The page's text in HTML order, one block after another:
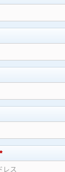
*